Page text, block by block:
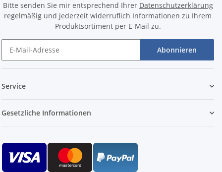
Bitte senden Sie mir entsprechend Ihrer Datenschutzerklärung
regelmäßig und jederzeit widerruflich Informationen zu Ihrem
Produktsortiment per E-Mail zu.
Abonnieren
Service
Gesetzliche Informationen